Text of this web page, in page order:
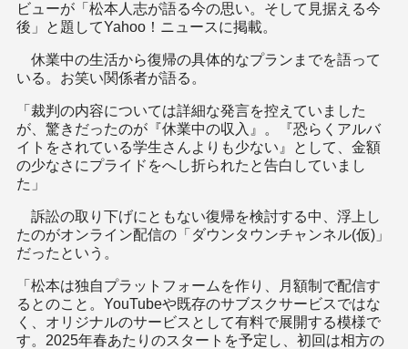
ビューが「松本人志が語る今の思い。そして見据える今
後」と題してYahoo！ニュースに掲載。
休業中の生活から復帰の具体的なプランまでを語って
いる。お笑い関係者が語る。
「裁判の内容については詳細な発言を控えていました
が、驚きだったのが『休業中の収入』。『恐らくアルバ
イトをされている学生さんよりも少ない』として、金額
の少なさにプライドをへし折られたと告白していまし
た」
訴訟の取り下げにともない復帰を検討する中、浮上し
たのがオンライン配信の「ダウンタウンチャンネル(仮)」
だったという。
「松本は独自プラットフォームを作り、月額制で配信す
るとのこと。YouTubeや既存のサブスクサービスではな
く、オリジナルのサービスとして有料で展開する模様で
す。2025年春あたりのスタートを予定し、初回は相方の